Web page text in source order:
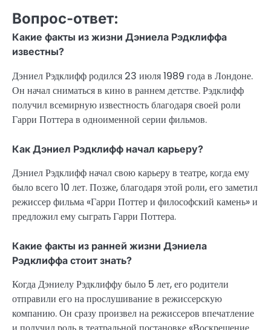
Вопрос-ответ:
Какие факты из жизни Дэниела Рэдклиффа
известны?
Дэниел Рэдклифф родился 23 июля 1989 года в Лондоне.
Он начал сниматься в кино в раннем детстве. Рэдклифф
получил всемирную известность благодаря своей роли
Гарри Поттера в одноименной серии фильмов.
Как Дэниел Рэдклифф начал карьеру?
Дэниел Рэдклифф начал свою карьеру в театре, когда ему
было всего 10 лет. Позже, благодаря этой роли, его заметил
режиссер фильма «Гарри Поттер и философский камень» и
предложил ему сыграть Гарри Поттера.
Какие факты из ранней жизни Дэниела
Рэдклиффа стоит знать?
Когда Дэниелу Рэдклиффу было 5 лет, его родители
отправили его на прослушивание в режиссерскую
компанию. Он сразу произвел на режиссеров впечатление